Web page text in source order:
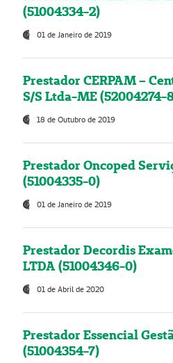
(51004334-2)
01 de Janeiro de 2019
Prestador CERPAM –
S/S Ltda-ME (52004274-
18 de Outubro de 2019
Prestador Oncoped
(51004335-0)
01 de Janeiro de 2019
Prestador Decordis
LTDA (51004346-0)
01 de Abril de 2020
Prestador Essencial
(51004354-7)